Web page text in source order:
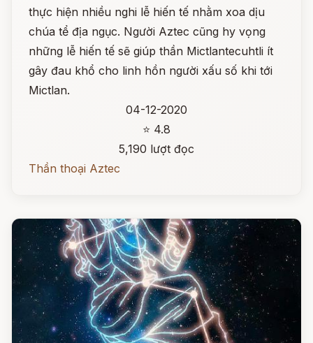
thực hiện nhiều nghi lễ hiến tế nhằm xoa dịu
chúa tể địa ngục. Người Aztec cũng hy vọng
những lễ hiến tế sẽ giúp thần Mictlantecuhtli ít
gây đau khổ cho linh hồn người xấu số khi tới
Mictlan.
04-12-2020
⭐ 4.8
5,190 lượt đọc
Thần thoại Aztec